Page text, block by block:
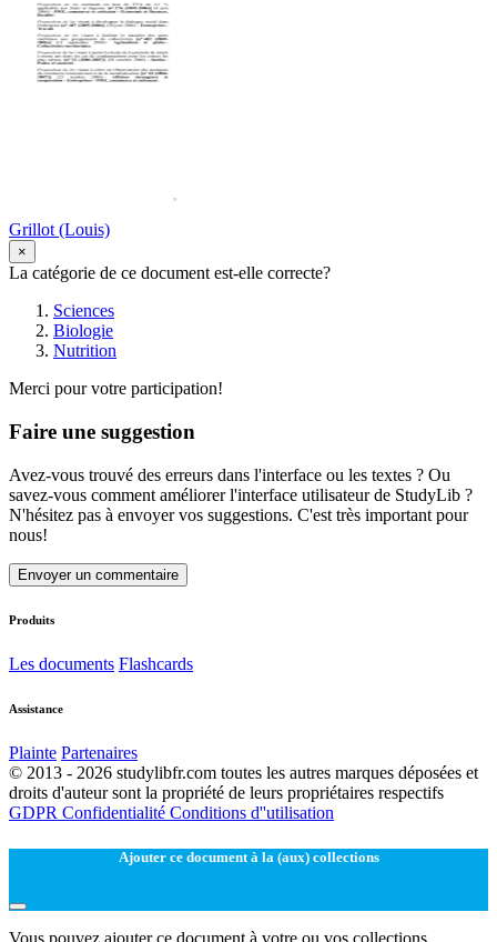
Grillot (Louis)
×
La catégorie de ce document est-elle correcte?
Sciences
Biologie
Nutrition
Merci pour votre participation!
Faire une suggestion
Avez-vous trouvé des erreurs dans l'interface ou les textes ? Ou
savez-vous comment améliorer l'interface utilisateur de StudyLib ?
N'hésitez pas à envoyer vos suggestions. C'est très important pour
nous!
Envoyer un commentaire
Produits
Les documents Flashcards
Assistance
Plainte Partenaires
© 2013 - 2026 studylibfr.com toutes les autres marques déposées et
droits d'auteur sont la propriété de leurs propriétaires respectifs
GDPR Confidentialité Conditions d''utilisation
Ajouter ce document à la (aux) collections
Vous pouvez ajouter ce document à votre ou vos collections